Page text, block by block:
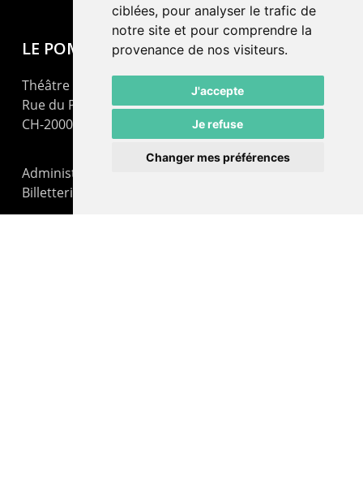
ciblées, pour analyser le trafic de
notre site et pour comprendre la
provenance de nos visiteurs.
J'accepte
Je refuse
Changer mes préférences
LE POMMIER
Théâtre – Centre Culturel Neuchâtelois
Rue du Pommier 9
CH-2000 Neuchâtel
Administration : +41 32 725 03 03
Billetterie : +41 32 725 05 05